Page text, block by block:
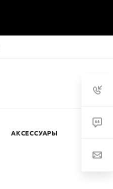
АКСЕССУАРЫ